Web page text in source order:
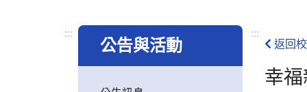
:::
公告與活動
:::
返回
幸